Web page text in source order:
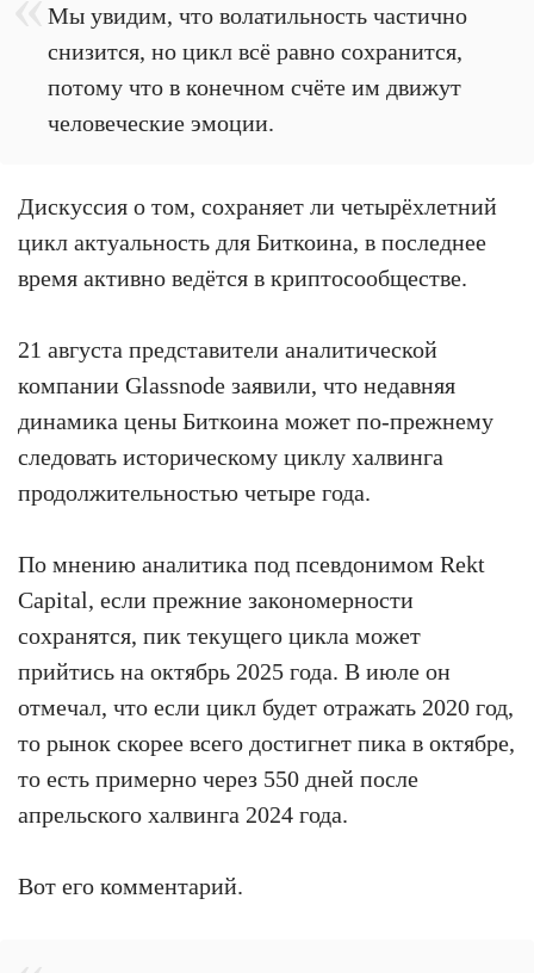
Мы увидим, что волатильность частично
снизится, но цикл всё равно сохранится,
потому что в конечном счёте им движут
человеческие эмоции.
Дискуссия о том, сохраняет ли четырёхлетний
цикл актуальность для Биткоина, в последнее
время активно ведётся в криптосообществе.
21 августа представители аналитической
компании Glassnode заявили, что недавняя
динамика цены Биткоина может по-прежнему
следовать историческому циклу халвинга
продолжительностью четыре года.
По мнению аналитика под псевдонимом Rekt
Capital, если прежние закономерности
сохранятся, пик текущего цикла может
прийтись на октябрь 2025 года. В июле он
отмечал, что если цикл будет отражать 2020 год,
то рынок скорее всего достигнет пика в октябре,
то есть примерно через 550 дней после
апрельского халвинга 2024 года.
Вот его комментарий.